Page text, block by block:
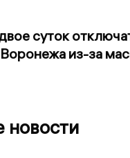
суток
из-за
новости